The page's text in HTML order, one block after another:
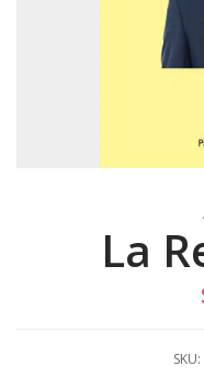
La
SKU: